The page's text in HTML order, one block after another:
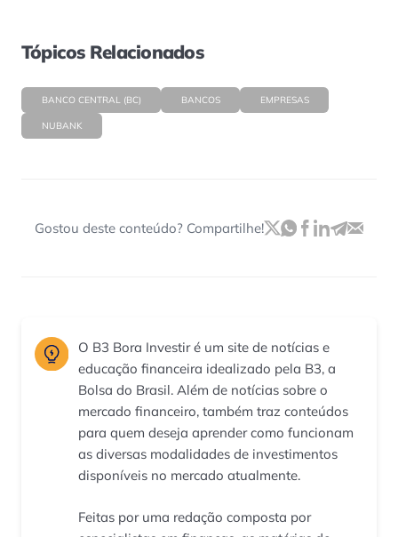
Tópicos Relacionados
BANCO CENTRAL (BC) BANCOS EMPRESAS
NUBANK
Gostou deste conteúdo? Compartilhe!
O B3 Bora Investir é um site de notícias e
educação financeira idealizado pela B3, a
Bolsa do Brasil. Além de notícias sobre o
mercado financeiro, também traz conteúdos
para quem deseja aprender como funcionam
as diversas modalidades de investimentos
disponíveis no mercado atualmente.
Feitas por uma redação composta por